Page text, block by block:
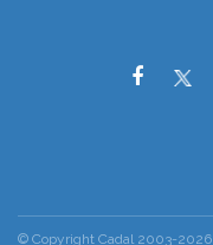
© Copyright Cadal 2003-2026